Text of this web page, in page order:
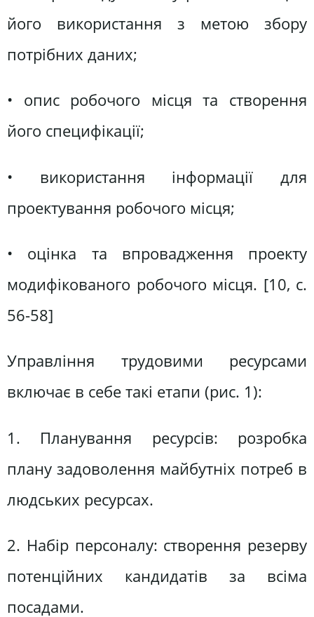
його використання з метою збору
потрібних даних;
• опис робочого місця та створення
його специфікації;
• використання інформації для
проектування робочого місця;
• оцінка та впровадження проекту
модифікованого робочого місця. [10, c.
56-58]
Управління трудовими ресурсами
включає в себе такі етапи (рис. 1):
1. Планування ресурсів: розробка
плану задоволення майбутніх потреб в
людських ресурсах.
2. Набір персоналу: створення резерву
потенційних кандидатів за всіма
посадами.